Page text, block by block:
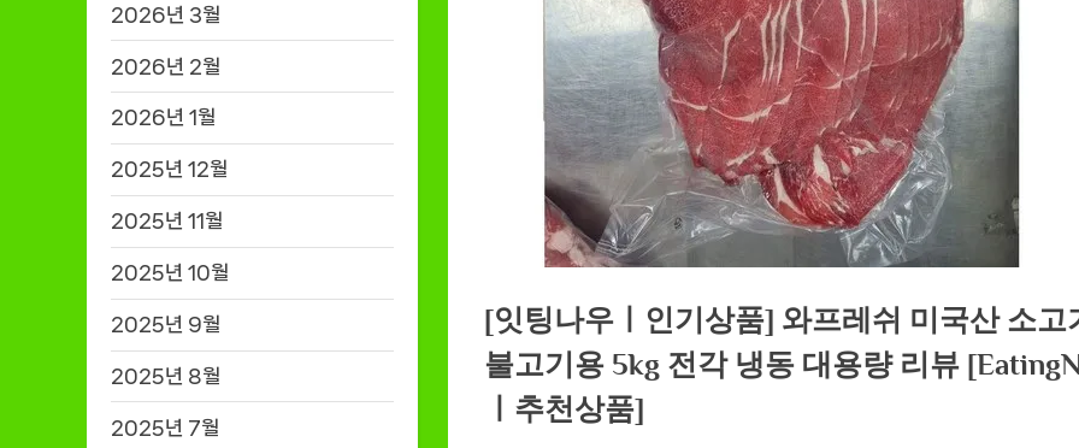
[잇팅나우ㅣ인기상품] 와프레쉬 미국산 소고
불고기용 5kg 전각 냉동 대용량 리뷰
ㅣ추천상품]
2026년 3월
2026년 2월
2026년 1월
2025년 12월
2025년 11월
2025년 10월
2025년 9월
2025년 8월
2025년 7월